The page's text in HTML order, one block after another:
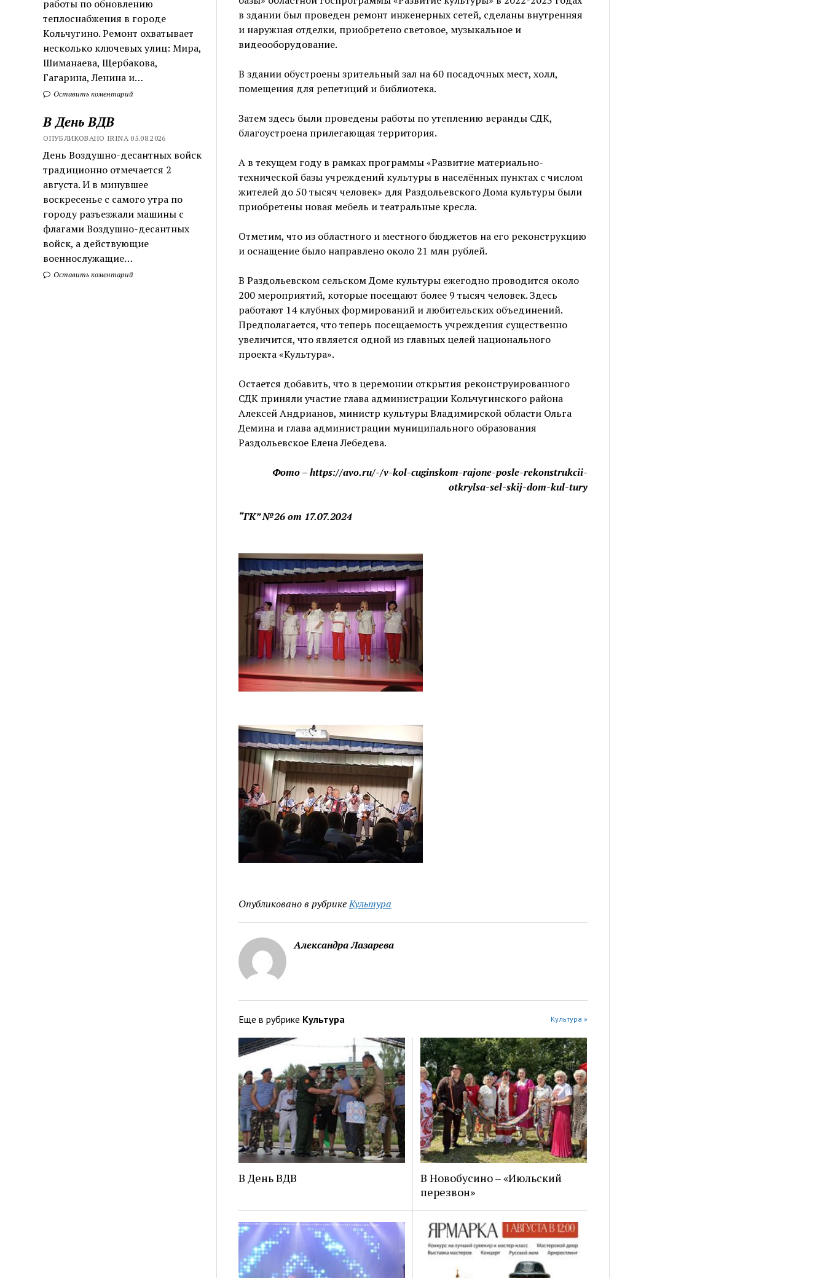
работы по обновлению
теплоснабжения в городе
Кольчугино. Ремонт охватывает
несколько ключевых улиц: Мира,
Шиманаева, Щербакова,
Гагарина, Ленина и…
Оставить коментарий
В День ВДВ
ОПУБЛИКОВАНО IRINA 05.08.2026
День Воздушно-десантных войск
традиционно отмечается 2
августа. И в минувшее
воскресенье с самого утра по
городу разъезжали машины с
флагами Воздушно-десантных
войск, а действующие
военнослужащие…
Оставить коментарий
в здании был проведен ремонт инженерных сетей, сделаны внутренняя
и наружная отделки, приобретено световое, музыкальное и
видеооборудование.
В здании обустроены зрительный зал на 60 посадочных мест, холл,
помещения для репетиций и библиотека.
Затем здесь были проведены работы по утеплению веранды СДК,
благоустроена прилегающая территория.
А в текущем году в рамках программы «Развитие материально-
технической базы учреждений культуры в населённых пунктах с числом
жителей до 50 тысяч человек» для Раздольевского Дома культуры были
приобретены новая мебель и театральные кресла.
Отметим, что из областного и местного бюджетов на его реконструкцию
и оснащение было направлено около 21 млн рублей.
В Раздольевском сельском Доме культуры ежегодно проводится около
200 мероприятий, которые посещают более 9 тысяч человек. Здесь
работают 14 клубных формирований и любительских объединений.
Предполагается, что теперь посещаемость учреждения существенно
увеличится, что является одной из главных целей национального
проекта «Культура».
Остается добавить, что в церемонии открытия реконструированного
СДК приняли участие глава администрации Кольчугинского района
Алексей Андрианов, министр культуры Владимирской области Ольга
Демина и глава администрации муниципального образования
Раздольевское Елена Лебедева.
Фото – https://avo.ru/-/v-kol-cuginskom-rajone-posle-rekonstrukcii-
otkrylsa-sel-skij-dom-kul-tury
“ГК” №26 от 17.07.2024
Опубликовано в рубрикеКультура
Александра Лазарева
Еще в рубрике Культура Культура »
В День ВДВ
В Новобусино – «Июльский
перезвон»